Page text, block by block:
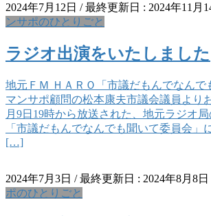
2024年7月12日 / 最終更新日 : 2024年11月
ンサポのひとりごと
ラジオ出演をいたしました
地元ＦＭ ＨＡＲＯ「市議だもんでなんで
マンサポ顧問の松本康夫市議会議員より
月9日19時から放送された、地元ラジオ
「市議だもんでなんでも聞いて委員会」
[…]
2024年7月3日 / 最終更新日 : 2024年8月8日
ポのひとりごと